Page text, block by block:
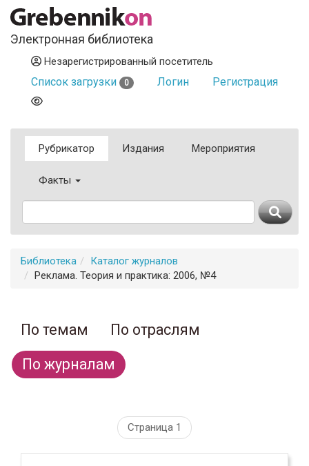
Электронная библиотека
Незарегистрированный посетитель
Список загрузки 0 Логин Регистрация
Рубрикатор Издания Мероприятия
Факты
Библиотека
Каталог журналов
Реклама. Теория и практика: 2006, №4
По темам
По отраслям
По журналам
Страница 1